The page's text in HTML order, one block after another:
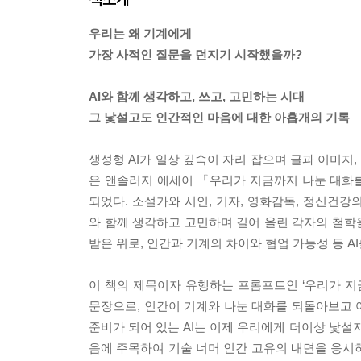
우리는 왜 기계에게
가장 사적인 질문을 던지기 시작했을까?
AI와 함께 생각하고, 쓰고, 고민하는 시대
그 낯설고도 인간적인 마음에 대한 아홉개의 기록
생성형 AI가 일상 깊숙이 자리 잡으며 글과 이미
은 앤솔러지 에세이 『우리가 지금까지 나눈 대화
되었다. 소설가와 시인, 기자, 영화감독, 정신건강
와 함께 생각하고 고민하며 길어 올린 각자의 철
받은 위로, 인간과 기계의 차이와 협업 가능성 등
이 책의 제목이자 유행하는 프롬프트인 ‘우리가
문장으로, 인간이 기계와 나눈 대화를 되돌아보
준비가 되어 있는 AI는 이제 우리에게 더이상 낯
음에 주목하여 기술 너머 인간 고유의 내면을 응